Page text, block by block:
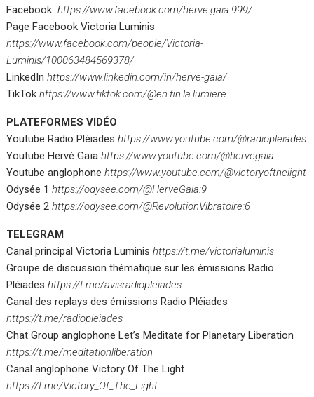
Facebookhttps://www.facebook.com/herve.gaia.999/
Page Facebook Victoria Luminis
https://www.facebook.com/people/Victoria-
Luminis/100063484569378/
LinkedInhttps://www.linkedin.com/in/herve-gaia/
TikTokhttps://www.tiktok.com/@en.fin.la.lumiere
PLATEFORMES VIDÉO
Youtube Radio Pléiadeshttps://www.youtube.com/@radiopleiades
Youtube Hervé Gaïahttps://www.youtube.com/@hervegaia
Youtube anglophonehttps://www.youtube.com/@victoryofthelight
Odysée 1https://odysee.com/@HerveGaia:9
Odysée 2https://odysee.com/@RevolutionVibratoire:6
TELEGRAM
Canal principal Victoria Luminishttps://t.me/victorialuminis
Groupe de discussion thématique sur les émissions Radio
Pléiadeshttps://t.me/avisradiopleiades
Canal des replays des émissions Radio Pléiades
https://t.me/radiopleiades
Chat Group anglophone Let’s Meditate for Planetary Liberation
https://t.me/meditationliberation
Canal anglophone Victory Of The Light
https://t.me/Victory_Of_The_Light